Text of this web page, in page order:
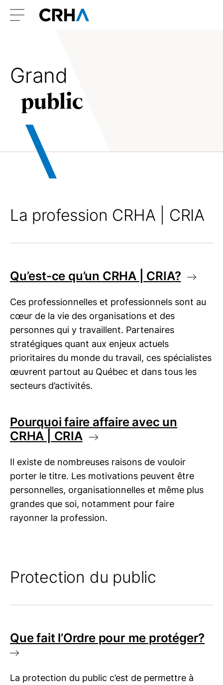
Retour
Grand
public
La profession CRHA | CRIA
Qu’est-ce qu’un CRHA | CRIA?
Ces professionnelles et professionnels sont au
cœur de la vie des organisations et des
personnes qui y travaillent. Partenaires
stratégiques quant aux enjeux actuels
prioritaires du monde du travail, ces spécialistes
œuvrent partout au Québec et dans tous les
secteurs d’activités.
Pourquoi faire affaire avec un
CRHA | CRIA
Il existe de nombreuses raisons de vouloir
porter le titre. Les motivations peuvent être
personnelles, organisationnelles et même plus
grandes que soi, notamment pour faire
rayonner la profession.
Protection du public
Que fait l’Ordre pour me protéger?
La protection du public c’est de permettre à